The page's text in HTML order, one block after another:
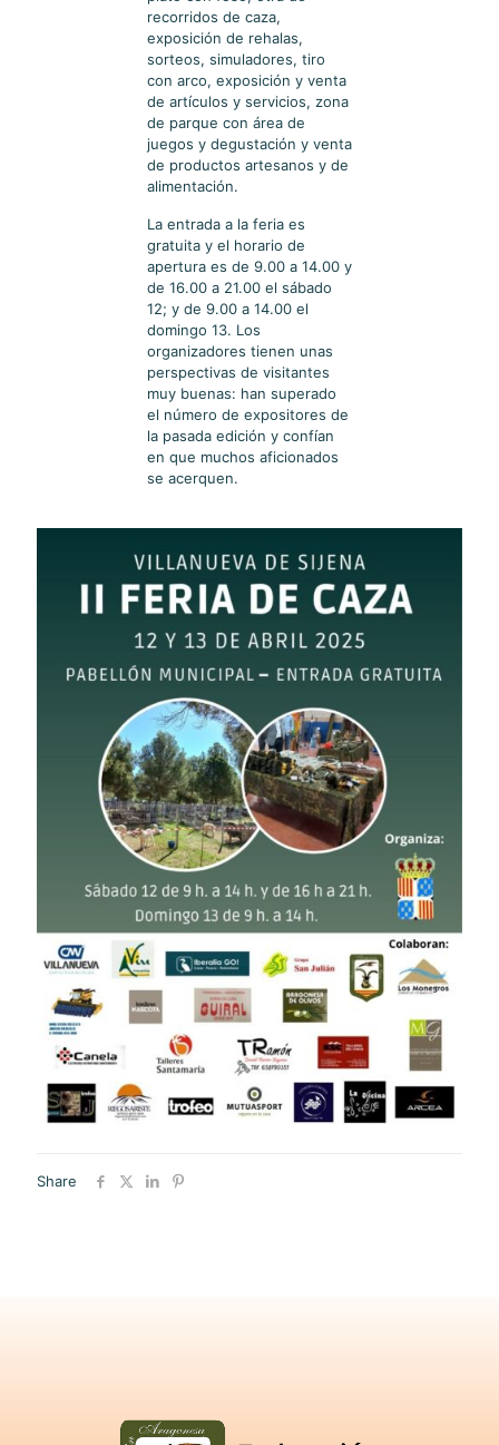
recorridos de caza,
exposición de rehalas,
sorteos, simuladores, tiro
con arco, exposición y venta
de artículos y servicios, zona
de parque con área de
juegos y degustación y venta
de productos artesanos y de
alimentación.
La entrada a la feria es
gratuita y el horario de
apertura es de 9.00 a 14.00 y
de 16.00 a 21.00 el sábado
12; y de 9.00 a 14.00 el
domingo 13. Los
organizadores tienen unas
perspectivas de visitantes
muy buenas: han superado
el número de expositores de
la pasada edición y confían
en que muchos aficionados
se acerquen.
Share